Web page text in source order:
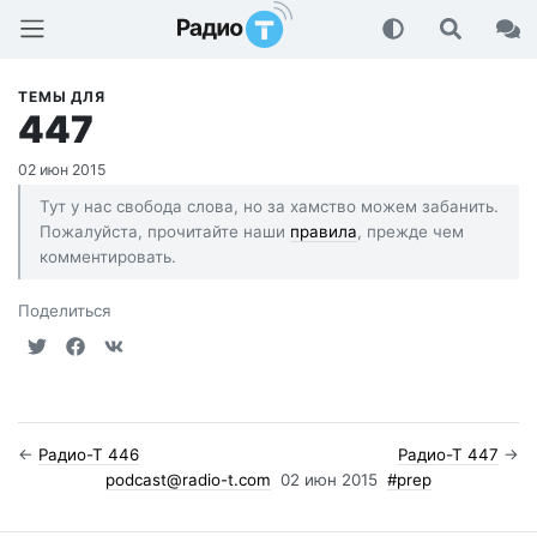
Радио-Т Подкаст
ТЕМЫ ДЛЯ
447
02 июн 2015
Тут у нас свобода слова, но за хамство можем забанить.
Пожалуйста, прочитайте наши правила, прежде чем
комментировать.
Поделиться
← Радио-Т 446 Радио-Т 447 →
podcast@radio-t.com 02 июн 2015 #prep